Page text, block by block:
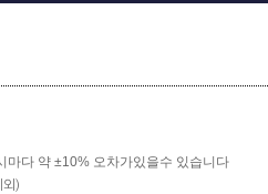
마다 약 ±10% 오차가있을수 있습니다
외)